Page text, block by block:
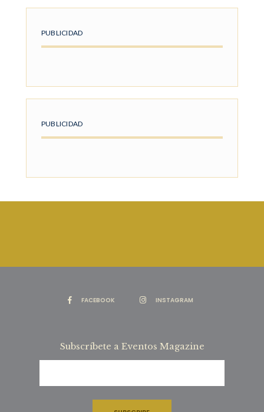
PUBLICIDAD
PUBLICIDAD
FACEBOOK INSTAGRAM
Subscríbete a Eventos Magazine